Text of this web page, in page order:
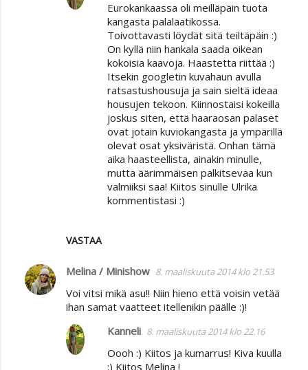
VASTAA
Eurokankaassa oli meilläpäin tuota
kangasta palalaatikossa.
Toivottavasti löydät sitä teiltäpäin :)
On kyllä niin hankala saada oikean
kokoisia kaavoja. Haastetta riittää :)
Itsekin googletin kuvahaun avulla
ratsastushousuja ja sain sieltä ideaa
housujen tekoon. Kiinnostaisi kokeilla
joskus siten, että haaraosan palaset
ovat jotain kuviokangasta ja ympärillä
olevat osat yksiväristä. Onhan tämä
aika haasteellista, ainakin minulle,
mutta äärimmäisen palkitsevaa kun
valmiiksi saa! Kiitos sinulle Ulrika
kommentistasi :)
Melina / Minishow 8. maaliskuuta 2014 klo 21.53
Voi vitsi mikä asu!! Niin hieno että voisin vetää
ihan samat vaatteet itellenikin päälle :)!
Kanneli 8. maaliskuuta 2014 klo 22.16
Oooh :) Kiitos ja kumarrus! Kiva kuulla
:) Kiitos Melina !